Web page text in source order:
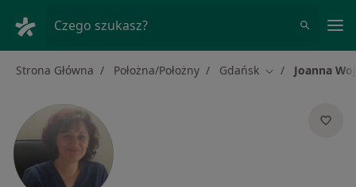
Czego szukasz?
Strona Główna Położna/Położny Gdańsk Zmień miasto
Joanna